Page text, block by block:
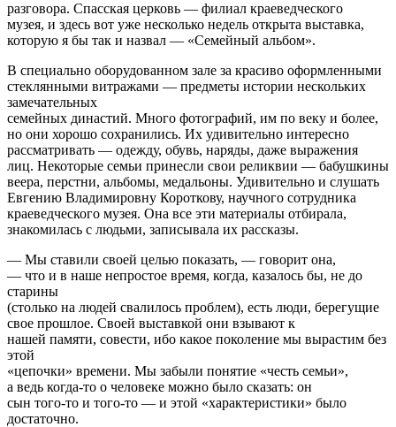
разговора. Спасская церковь — филиал краеведческого
музея, и здесь вот уже несколько недель открыта выставка,
которую я бы так и назвал — «Семейный альбом».
В специально оборудованном зале за красиво оформленными
стеклянными витражами — предметы истории нескольких
замечательных
семейных династий. Много фотографий, им по веку и более,
но они хорошо сохранились. Их удивительно интересно
рассматривать — одежду, обувь, наряды, даже выражения
лиц. Некоторые семьи принесли свои реликвии — бабушкины
веера, перстни, альбомы, медальоны. Удивительно и слушать
Евгению Владимировну Короткову, научного сотрудника
краеведческого музея. Она все эти материалы отбирала,
знакомилась с людьми, записывала их рассказы.
— Мы ставили своей целью показать, — говорит она,
— что и в наше непростое время, когда, казалось бы, не до
старины
(столько на людей свалилось проблем), есть люди, берегущие
свое прошлое. Своей выставкой они взывают к
нашей памяти, совести, ибо какое поколение мы вырастим без
этой
«цепочки» времени. Мы забыли понятие «честь семьи»,
а ведь когда-то о человеке можно было сказать: он
сын того-то и того-то — и этой «характеристики» было
достаточно.